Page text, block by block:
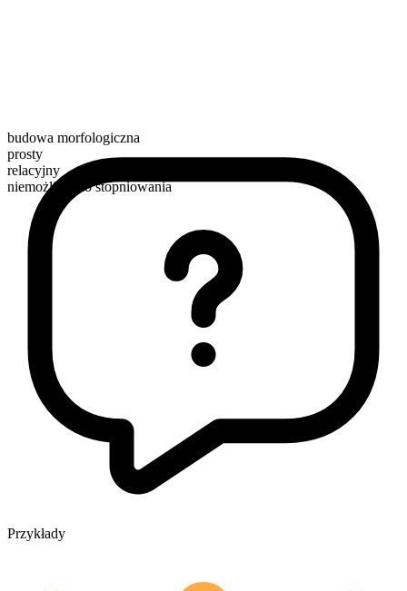
budowa morfologiczna
prosty
relacyjny
niemożliwe do stopniowania
Przykłady